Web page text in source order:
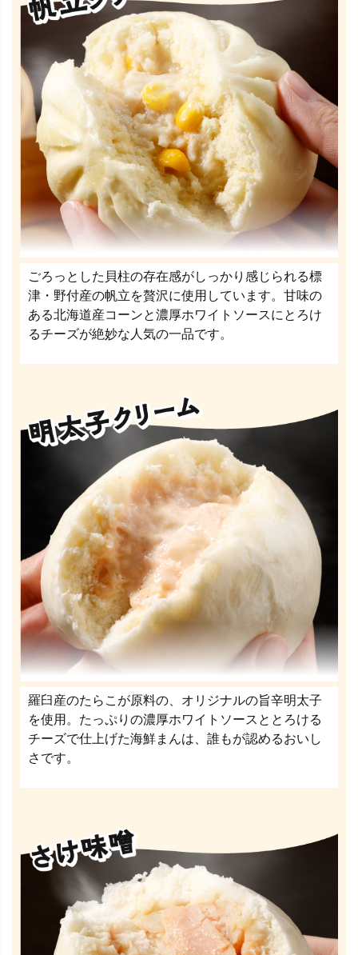
ごろっとした貝柱の存在感がしっかり感じられる標
津・野付産の帆立を贅沢に使用しています。甘味の
ある北海道産コーンと濃厚ホワイトソースにとろけ
るチーズが絶妙な人気の一品です。
羅臼産のたらこが原料の、オリジナルの旨辛明太子
を使用。たっぷりの濃厚ホワイトソースととろける
チーズで仕上げた海鮮まんは、誰もが認めるおいし
さです。